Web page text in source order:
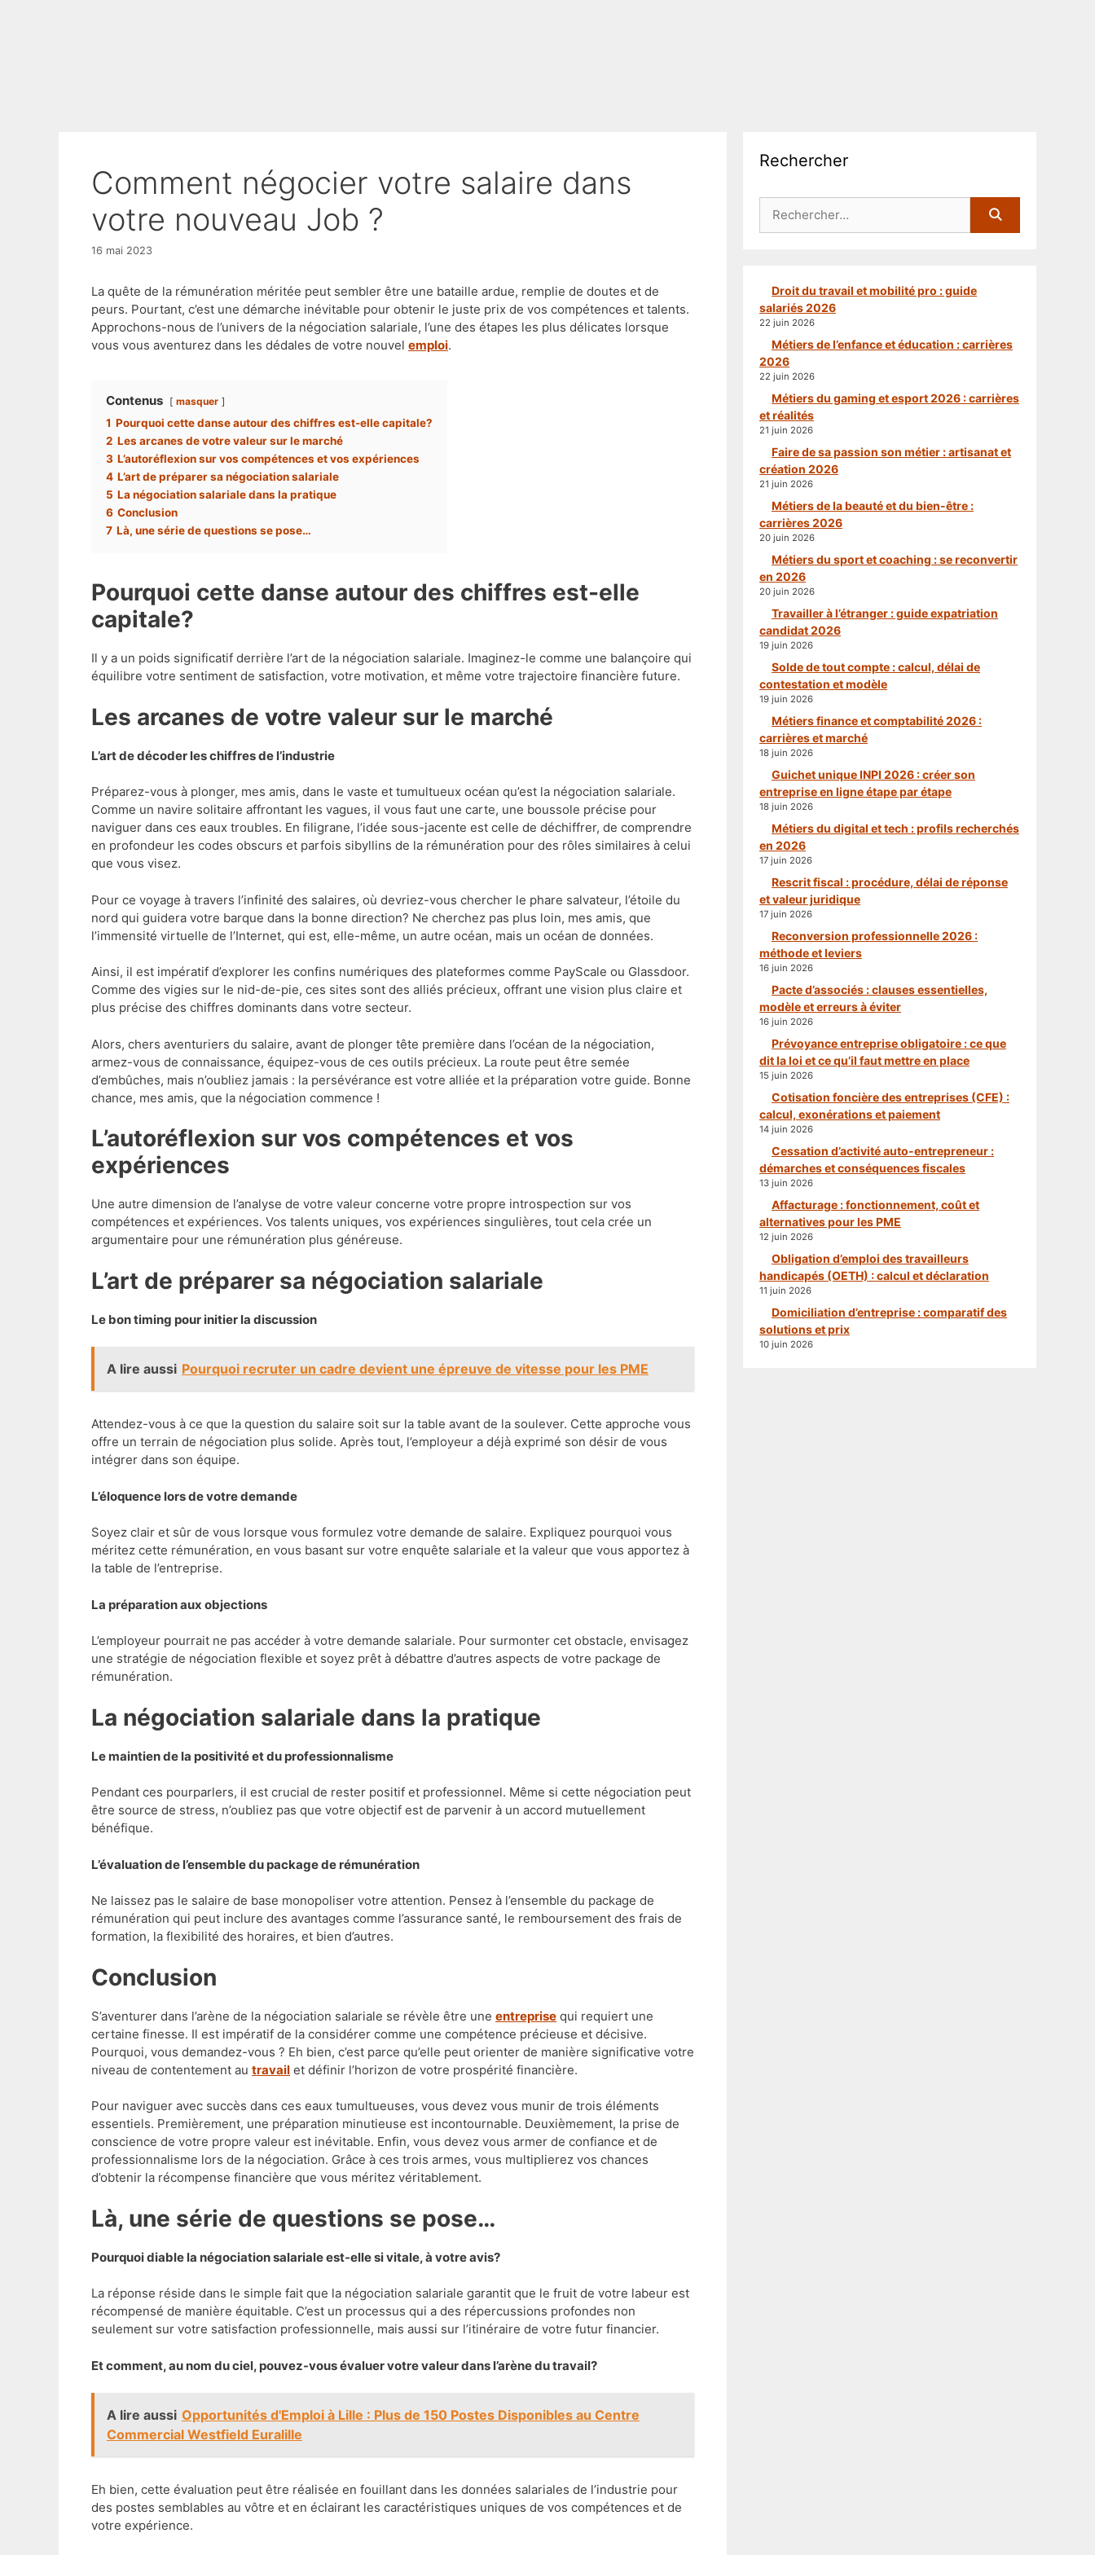
Comment négocier votre salaire dans
votre nouveau Job ?
16 mai 2023
La quête de la rémunération méritée peut sembler être une bataille ardue, remplie de doutes et de
peurs. Pourtant, c’est une démarche inévitable pour obtenir le juste prix de vos compétences et talents.
Approchons-nous de l’univers de la négociation salariale, l’une des étapes les plus délicates lorsque
vous vous aventurez dans les dédales de votre nouvel emploi.
Contenus masquer
1 Pourquoi cette danse autour des chiffres est-elle capitale?
2 Les arcanes de votre valeur sur le marché
3 L’autoréflexion sur vos compétences et vos expériences
4 L’art de préparer sa négociation salariale
5 La négociation salariale dans la pratique
6 Conclusion
7 Là, une série de questions se pose…
Pourquoi cette danse autour des chiffres est-elle
capitale?
Il y a un poids significatif derrière l’art de la négociation salariale. Imaginez-le comme une balançoire qui
équilibre votre sentiment de satisfaction, votre motivation, et même votre trajectoire financière future.
Les arcanes de votre valeur sur le marché
L’art de décoder les chiffres de l’industrie
Préparez-vous à plonger, mes amis, dans le vaste et tumultueux océan qu’est la négociation salariale.
Comme un navire solitaire affrontant les vagues, il vous faut une carte, une boussole précise pour
naviguer dans ces eaux troubles. En filigrane, l’idée sous-jacente est celle de déchiffrer, de comprendre
en profondeur les codes obscurs et parfois sibyllins de la rémunération pour des rôles similaires à celui
que vous visez.
Pour ce voyage à travers l’infinité des salaires, où devriez-vous chercher le phare salvateur, l’étoile du
nord qui guidera votre barque dans la bonne direction? Ne cherchez pas plus loin, mes amis, que
l’immensité virtuelle de l’Internet, qui est, elle-même, un autre océan, mais un océan de données.
Ainsi, il est impératif d’explorer les confins numériques des plateformes comme PayScale ou Glassdoor.
Comme des vigies sur le nid-de-pie, ces sites sont des alliés précieux, offrant une vision plus claire et
plus précise des chiffres dominants dans votre secteur.
Alors, chers aventuriers du salaire, avant de plonger tête première dans l’océan de la négociation,
armez-vous de connaissance, équipez-vous de ces outils précieux. La route peut être semée
d’embûches, mais n’oubliez jamais : la persévérance est votre alliée et la préparation votre guide. Bonne
chance, mes amis, que la négociation commence !
L’autoréflexion sur vos compétences et vos
expériences
Une autre dimension de l’analyse de votre valeur concerne votre propre introspection sur vos
compétences et expériences. Vos talents uniques, vos expériences singulières, tout cela crée un
argumentaire pour une rémunération plus généreuse.
L’art de préparer sa négociation salariale
Le bon timing pour initier la discussion
A lire aussi Pourquoi recruter un cadre devient une épreuve de vitesse pour les PME
Attendez-vous à ce que la question du salaire soit sur la table avant de la soulever. Cette approche vous
offre un terrain de négociation plus solide. Après tout, l’employeur a déjà exprimé son désir de vous
intégrer dans son équipe.
L’éloquence lors de votre demande
Soyez clair et sûr de vous lorsque vous formulez votre demande de salaire. Expliquez pourquoi vous
méritez cette rémunération, en vous basant sur votre enquête salariale et la valeur que vous apportez à
la table de l’entreprise.
La préparation aux objections
L’employeur pourrait ne pas accéder à votre demande salariale. Pour surmonter cet obstacle, envisagez
une stratégie de négociation flexible et soyez prêt à débattre d’autres aspects de votre package de
rémunération.
La négociation salariale dans la pratique
Le maintien de la positivité et du professionnalisme
Pendant ces pourparlers, il est crucial de rester positif et professionnel. Même si cette négociation peut
être source de stress, n’oubliez pas que votre objectif est de parvenir à un accord mutuellement
bénéfique.
L’évaluation de l’ensemble du package de rémunération
Ne laissez pas le salaire de base monopoliser votre attention. Pensez à l’ensemble du package de
rémunération qui peut inclure des avantages comme l’assurance santé, le remboursement des frais de
formation, la flexibilité des horaires, et bien d’autres.
Conclusion
S’aventurer dans l’arène de la négociation salariale se révèle être une entreprise qui requiert une
certaine finesse. Il est impératif de la considérer comme une compétence précieuse et décisive.
Pourquoi, vous demandez-vous ? Eh bien, c’est parce qu’elle peut orienter de manière significative votre
niveau de contentement au travail et définir l’horizon de votre prospérité financière.
Pour naviguer avec succès dans ces eaux tumultueuses, vous devez vous munir de trois éléments
essentiels. Premièrement, une préparation minutieuse est incontournable. Deuxièmement, la prise de
conscience de votre propre valeur est inévitable. Enfin, vous devez vous armer de confiance et de
professionnalisme lors de la négociation. Grâce à ces trois armes, vous multiplierez vos chances
d’obtenir la récompense financière que vous méritez véritablement.
Là, une série de questions se pose…
Pourquoi diable la négociation salariale est-elle si vitale, à votre avis?
La réponse réside dans le simple fait que la négociation salariale garantit que le fruit de votre labeur est
récompensé de manière équitable. C’est un processus qui a des répercussions profondes non
seulement sur votre satisfaction professionnelle, mais aussi sur l’itinéraire de votre futur financier.
Et comment, au nom du ciel, pouvez-vous évaluer votre valeur dans l’arène du travail?
A lire aussi Opportunités d'Emploi à Lille : Plus de 150 Postes Disponibles au Centre
Commercial Westfield Euralille
Eh bien, cette évaluation peut être réalisée en fouillant dans les données salariales de l’industrie pour
des postes semblables au vôtre et en éclairant les caractéristiques uniques de vos compétences et de
votre expérience.
Rechercher
Droit du travail et mobilité pro : guide
salariés 2026
22 juin 2026
Métiers de l’enfance et éducation : carrières
2026
22 juin 2026
Métiers du gaming et esport 2026 : carrières
et réalités
21 juin 2026
Faire de sa passion son métier : artisanat et
création 2026
21 juin 2026
Métiers de la beauté et du bien-être :
carrières 2026
20 juin 2026
Métiers du sport et coaching : se reconvertir
en 2026
20 juin 2026
Travailler à l’étranger : guide expatriation
candidat 2026
19 juin 2026
Solde de tout compte : calcul, délai de
contestation et modèle
19 juin 2026
Métiers finance et comptabilité 2026 :
carrières et marché
18 juin 2026
Guichet unique INPI 2026 : créer son
entreprise en ligne étape par étape
18 juin 2026
Métiers du digital et tech : profils recherchés
en 2026
17 juin 2026
Rescrit fiscal : procédure, délai de réponse
et valeur juridique
17 juin 2026
Reconversion professionnelle 2026 :
méthode et leviers
16 juin 2026
Pacte d’associés : clauses essentielles,
modèle et erreurs à éviter
16 juin 2026
Prévoyance entreprise obligatoire : ce que
dit la loi et ce qu’il faut mettre en place
15 juin 2026
Cotisation foncière des entreprises (CFE) :
calcul, exonérations et paiement
14 juin 2026
Cessation d’activité auto-entrepreneur :
démarches et conséquences fiscales
13 juin 2026
Affacturage : fonctionnement, coût et
alternatives pour les PME
12 juin 2026
Obligation d’emploi des travailleurs
handicapés (OETH) : calcul et déclaration
11 juin 2026
Domiciliation d’entreprise : comparatif des
solutions et prix
10 juin 2026